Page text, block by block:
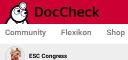
Community Flexikon Shop
ESC Congress